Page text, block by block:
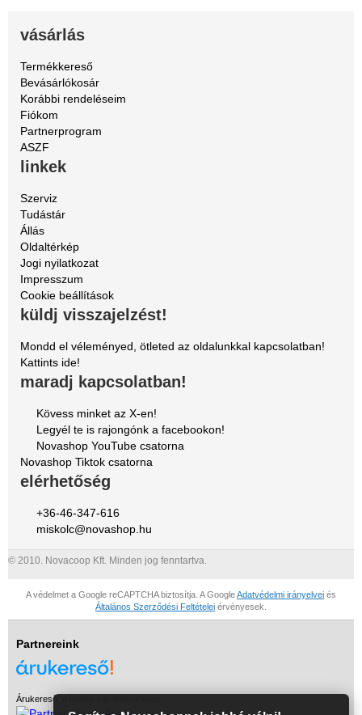
vásárlás
Termékkereső
Bevásárlókosár
Korábbi rendeléseim
Fiókom
Partnerprogram
ASZF
linkek
Szerviz
Tudástár
Állás
Oldaltérkép
Jogi nyilatkozat
Impresszum
Cookie beállítások
küldj visszajelzést!
Mondd el véleményed, ötleted az oldalunkkal kapcsolatban!
Kattints ide!
maradj kapcsolatban!
Kövess minket az X-en!
Legyél te is rajongónk a facebookon!
Novashop YouTube csatorna
Novashop Tiktok csatorna
elérhetőség
+36-46-347-616
miskolc@novashop.hu
© 2010. Novacoop Kft. Minden jog fenntartva.
A védelmet a Google reCAPTCHA biztosítja. A GoogleAdatvédelmi irányelvei és
Általános Szerződési Feltételei érvényesek.
Partnereink
Árukereső, a hiteles vásárlási kalauz